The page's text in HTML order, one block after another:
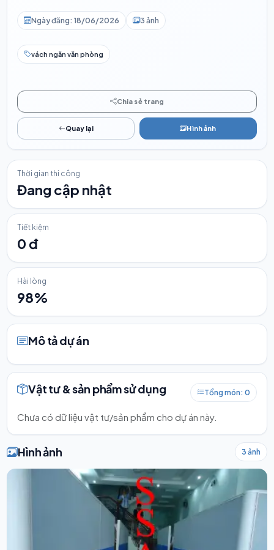
Ngày đăng: 18/06/2026 3 ảnh
vách ngăn văn phòng
Chia sẻ trang
Quay lại Hình ảnh
Thời gian thi công
Đang cập nhật
Tiết kiệm
0 đ
Hài lòng
98%
Mô tả dự án
Vật tư & sản phẩm sử dụng Tổng món: 0
Chưa có dữ liệu vật tư/sản phẩm cho dự án này.
Hình ảnh 3 ảnh